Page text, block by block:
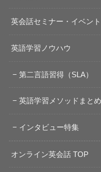
英会話セミナー・イベント
英語学習ノウハウ
第二言語習得（SLA）
英語学習メソッドまとめ
インタビュー特集
オンライン英会話 TOP